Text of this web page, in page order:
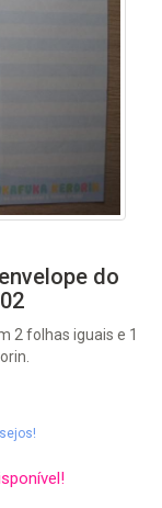
do
2 folhas iguais e 1